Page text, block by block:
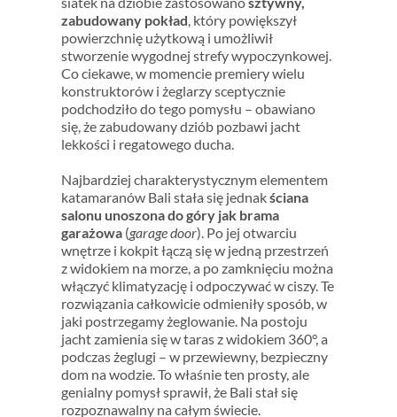
zabudowany pokład, który powiększył
powierzchnię użytkową i umożliwił
stworzenie wygodnej strefy wypoczynkowej.
Co ciekawe, w momencie premiery wielu
konstruktorów i żeglarzy sceptycznie
podchodziło do tego pomysłu – obawiano
się, że zabudowany dziób pozbawi jacht
lekkości i regatowego ducha.
Najbardziej charakterystycznym elementem
katamaranów Bali stała się jednakściana
salonu unoszona do góry jak brama
garażowa(garage door). Po jej otwarciu
wnętrze i kokpit łączą się w jedną przestrzeń
z widokiem na morze, a po zamknięciu można
włączyć klimatyzację i odpoczywać w ciszy. Te
rozwiązania całkowicie odmieniły sposób, w
jaki postrzegamy żeglowanie. Na postoju
jacht zamienia się w taras z widokiem 360°, a
podczas żeglugi – w przewiewny, bezpieczny
dom na wodzie. To właśnie ten prosty, ale
genialny pomysł sprawił, że Bali stał się
rozpoznawalny na całym świecie.